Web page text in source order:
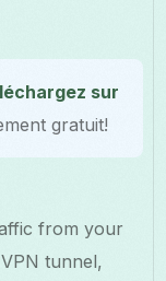
sur
gratuit!
from your
tunnel,